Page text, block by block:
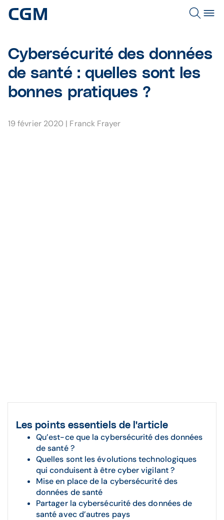
Cybersécurité des données
de santé : quelles sont les
bonnes pratiques ?
19 février 2020 | Franck Frayer
Les points essentiels de l'article
Qu’est-ce que la cybersécurité des données
de santé ?
Quelles sont les évolutions technologiques
qui conduisent à être cyber vigilant ?
Mise en place de la cybersécurité des
données de santé
Partager la cybersécurité des données de
santé avec d’autres pays